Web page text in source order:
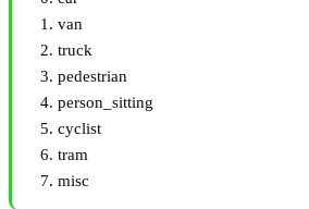
van
truck
pedestrian
person_sitting
cyclist
tram
misc